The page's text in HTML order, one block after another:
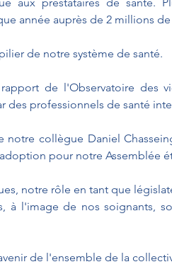
année auprès de 2 millions
de notre système de santé.
de l'Observatoire des
des professionnels de santé
notre collègue Daniel
pour notre Assemblée
notre rôle en tant que
à l'image de nos soignants,
de l'ensemble de la